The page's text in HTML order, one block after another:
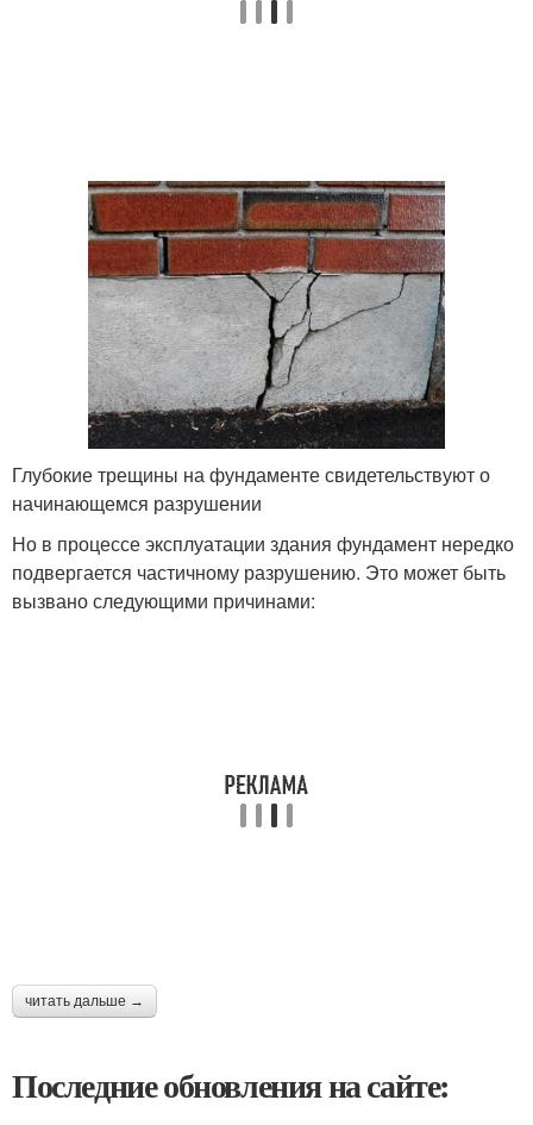
Глубокие трещины на фундаменте свидетельствуют о
начинающемся разрушении
Но в процессе эксплуатации здания фундамент нередко
подвергается частичному разрушению. Это может быть
вызвано следующими причинами:
читать дальше →
Последние обновления на сайте: